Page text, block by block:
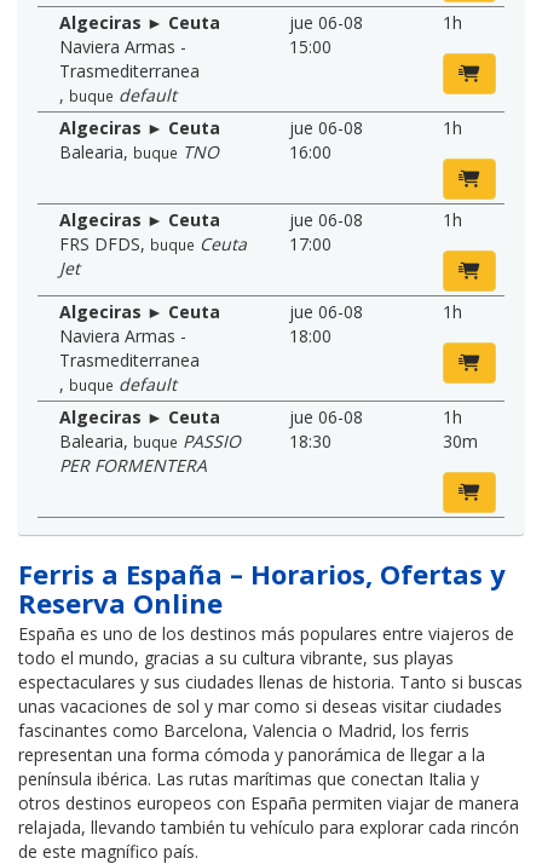
Algeciras ► Ceuta
Naviera Armas -
Trasmediterranea
, buque default
jue 06-08
15:00
1h
Algeciras ► Ceuta
Balearia, buque TNO
jue 06-08
16:00
1h
Algeciras ► Ceuta
FRS DFDS, buque Ceuta
Jet
jue 06-08
17:00
1h
Algeciras ► Ceuta
Naviera Armas -
Trasmediterranea
, buque default
jue 06-08
18:00
1h
Algeciras ► Ceuta
Balearia, buque PASSIO
PER FORMENTERA
jue 06-08
18:30
1h
30m
Ferris a España – Horarios, Ofertas y
Reserva Online
España es uno de los destinos más populares entre viajeros de
todo el mundo, gracias a su cultura vibrante, sus playas
espectaculares y sus ciudades llenas de historia. Tanto si buscas
unas vacaciones de sol y mar como si deseas visitar ciudades
fascinantes como Barcelona, Valencia o Madrid, los ferris
representan una forma cómoda y panorámica de llegar a la
península ibérica. Las rutas marítimas que conectan Italia y
otros destinos europeos con España permiten viajar de manera
relajada, llevando también tu vehículo para explorar cada rincón
de este magnífico país.